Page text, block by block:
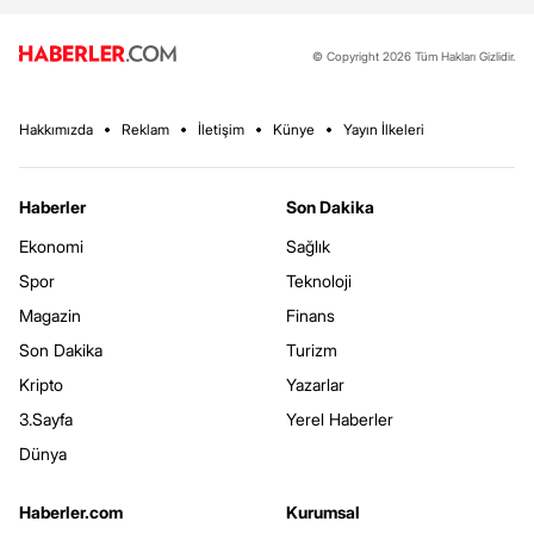
© Copyright 2026 Tüm Hakları Gizlidir.
Hakkımızda Reklam İletişim Künye Yayın İlkeleri
Haberler
Ekonomi
Spor
Magazin
Son Dakika
Kripto
3.Sayfa
Dünya
Son Dakika
Sağlık
Teknoloji
Finans
Turizm
Yazarlar
Yerel Haberler
Haberler.com
Kurumsal